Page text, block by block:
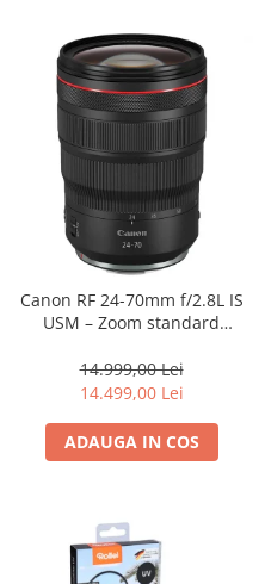
Canon RF 24-70mm f/2.8L IS
USM – Zoom standard
14.999,00 Lei
14.499,00 Lei
ADAUGA IN COS